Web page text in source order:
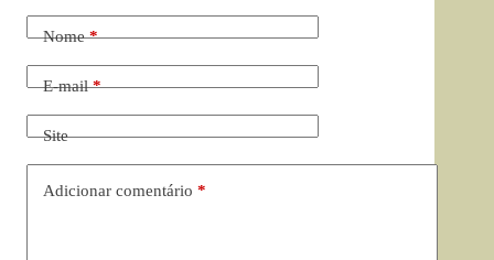
Nome*
E-mail*
Site
Adicionar comentário *